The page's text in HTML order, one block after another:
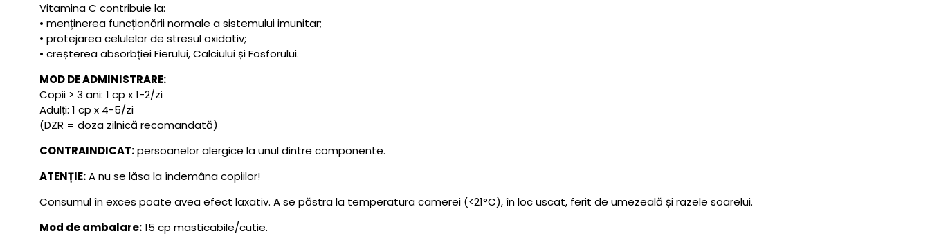
Vitamina C contribuie la:
• menținerea funcționării normale a sistemului imunitar;
• protejarea celulelor de stresul oxidativ;
• creșterea absorbției Fierului, Calciului și Fosforului.
MOD DE ADMINISTRARE:
Copii > 3 ani: 1 cp x 1-2/zi
Adulți: 1 cp x 4-5/zi
(DZR = doza zilnică recomandată)
CONTRAINDICAT:persoanelor alergice la unul dintre componente.
ATENȚIE:A nu se lăsa la îndemâna copiilor!
Consumul în exces poate avea efect laxativ. A se păstra la temperatura camerei (<21°C), în loc uscat, ferit de umezeală și razele soarelui.
Mod de ambalare:15 cp masticabile/cutie.